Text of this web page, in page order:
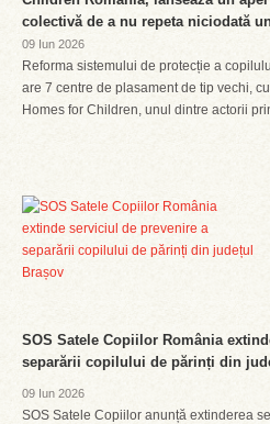
colectivă de a nu repeta niciodată
09 Iun 2026
Reforma sistemului de protecție a
are 7 centre de plasament de tip vechi,
Homes for Children, unul dintre actorii
SOS Satele Copiilor România
separării copilului de părinți din
09 Iun 2026
SOS Satele Copiilor anunță extinderea